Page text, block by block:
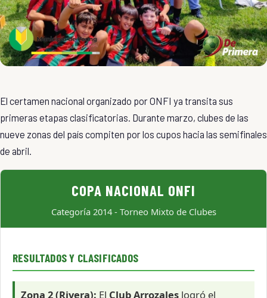
El certamen nacional organizado por ONFI ya transita sus
primeras etapas clasificatorias. Durante marzo, clubes de las
nueve zonas del país compiten por los cupos hacia las semifinales
de abril.
COPA NACIONAL ONFI
Categoría 2014 - Torneo Mixto de Clubes
RESULTADOS Y CLASIFICADOS
Zona 2 (Rivera): El Club Arrozales logró el